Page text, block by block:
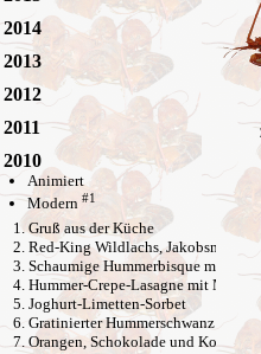
2014
2013
2012
2011
2010
Animiert
Modern #1
Gruß aus der Küche
Red-King Wildlachs,
Schaumige Hummerbisque mit
Hummer-Crepe-Lasagne mit
Joghurt-Limetten-Sorbet
Gratinierter Hummerschwanz mit
Orangen, Schokolade und Kokos